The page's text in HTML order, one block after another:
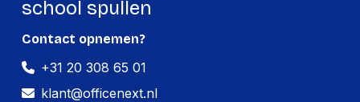
school spullen
Contact opnemen?
+31 20 308 65 01
klant@officenext.nl